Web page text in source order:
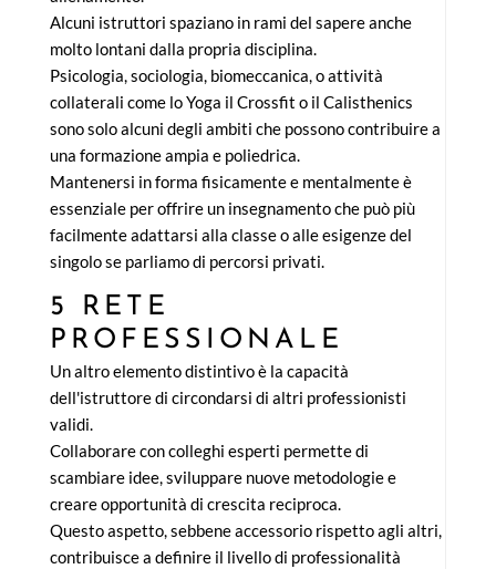
Alcuni istruttori spaziano in rami del sapere anche
molto lontani dalla propria disciplina.
Psicologia, sociologia, biomeccanica, o attività
collaterali come lo Yoga il Crossfit o il Calisthenics
sono solo alcuni degli ambiti che possono contribuire a
una formazione ampia e poliedrica.
Mantenersi in forma fisicamente e mentalmente è
essenziale per offrire un insegnamento che può più
facilmente adattarsi alla classe o alle esigenze del
singolo se parliamo di percorsi privati.
5 RETE
PROFESSIONALE
Un altro elemento distintivo è la capacità
dell'istruttore di circondarsi di altri professionisti
validi.
Collaborare con colleghi esperti permette di
scambiare idee, sviluppare nuove metodologie e
creare opportunità di crescita reciproca.
Questo aspetto, sebbene accessorio rispetto agli altri,
contribuisce a definire il livello di professionalità